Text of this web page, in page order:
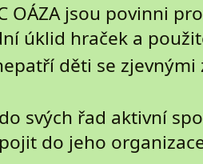
OÁZA jsou povinni
úklid hraček a
děti se
svých řad aktivní
do jeho